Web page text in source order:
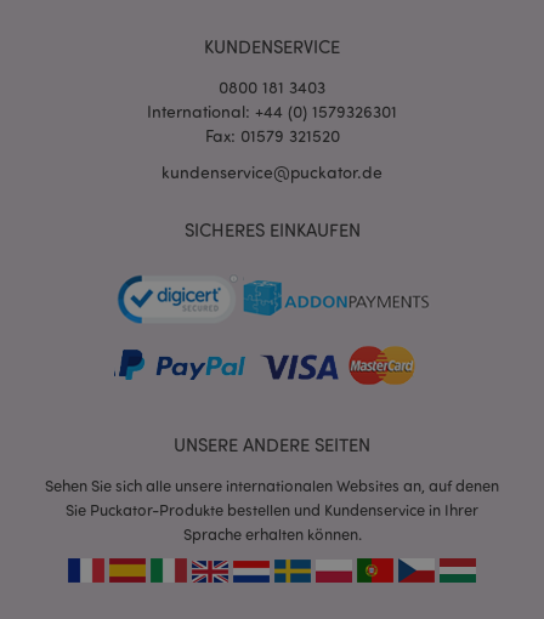
KUNDENSERVICE
0800 181 3403
International: +44 (0) 1579326301
Fax: 01579 321520
kundenservice@puckator.de
SICHERES EINKAUFEN
UNSERE ANDERE SEITEN
Sehen Sie sich alle unsere internationalen Websites an, auf denen
Sie Puckator-Produkte bestellen und Kundenservice in Ihrer
Sprache erhalten können.
mage-messages
Adobe Inc.
www.puckator.de
mage-cache-sessid
Adobe Inc.